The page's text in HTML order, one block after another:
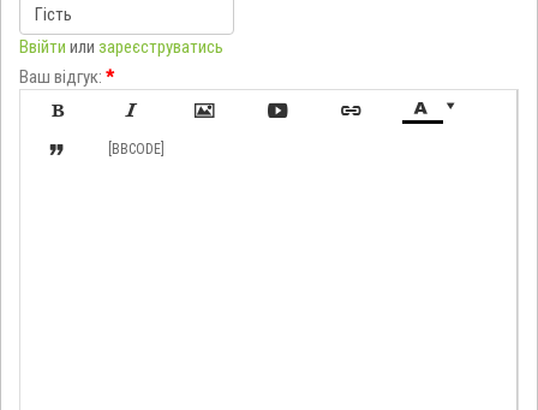
Ввійти или зареєструватись
Ваш відгук: *

     
 [BBCODE]